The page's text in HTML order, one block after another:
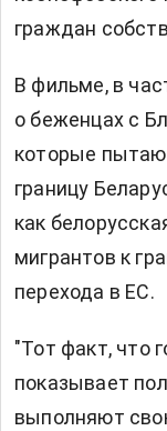
граждан
В фильме, в
о беженцах с
которые
границу
как
мигрантов к
перехода в ЕС.
"Тот факт, что
показывает
выполняют